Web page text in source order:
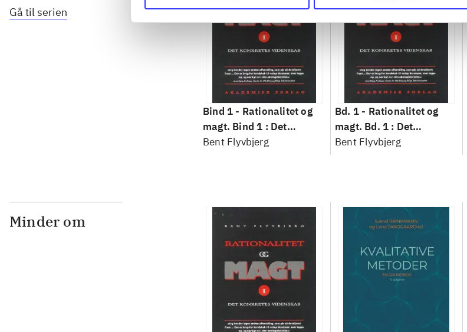
Gå til serien
Bind 1 - Rationalitet og
magt. Bind 1 : Det
konkretes videnskab
Bent Flyvbjerg
Bd. 1 - Rationalitet og
magt. Bd. 1 : Det
konkretes videnskab
Bent Flyvbjerg
Minder om